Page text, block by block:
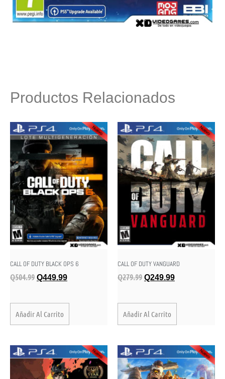
Productos Relacionados
CALL OF DUTY BLACK OPS 6
Q504.99 Q449.99
Añadir Al Carrito
CALL OF DUTY VANGUARD
Q279.99 Q249.99
Añadir Al Carrito